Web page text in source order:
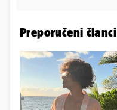
Preporučeni članci